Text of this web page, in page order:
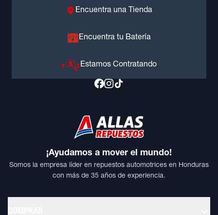
Encuentra una Tienda
Encuentra tu Batería
Estamos Contratando
¡Ayudamos a mover el mundo!
Somos la empresa líder en repuestos automotrices en Honduras
con más de 35 años de experiencia.